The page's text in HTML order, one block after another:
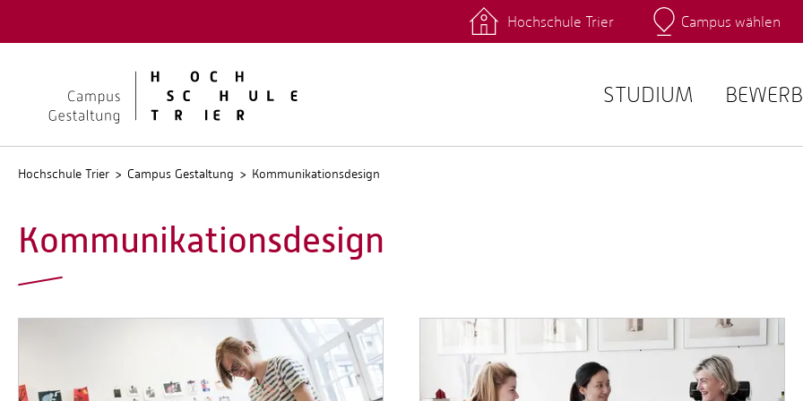
Kontakt Fachrichtungen Intranet
Hochschule Trier Campus wählen
STUDIUM
Hochschule Trier Campus Gestaltung Kommunikationsdesign
Kommunikationsdesign